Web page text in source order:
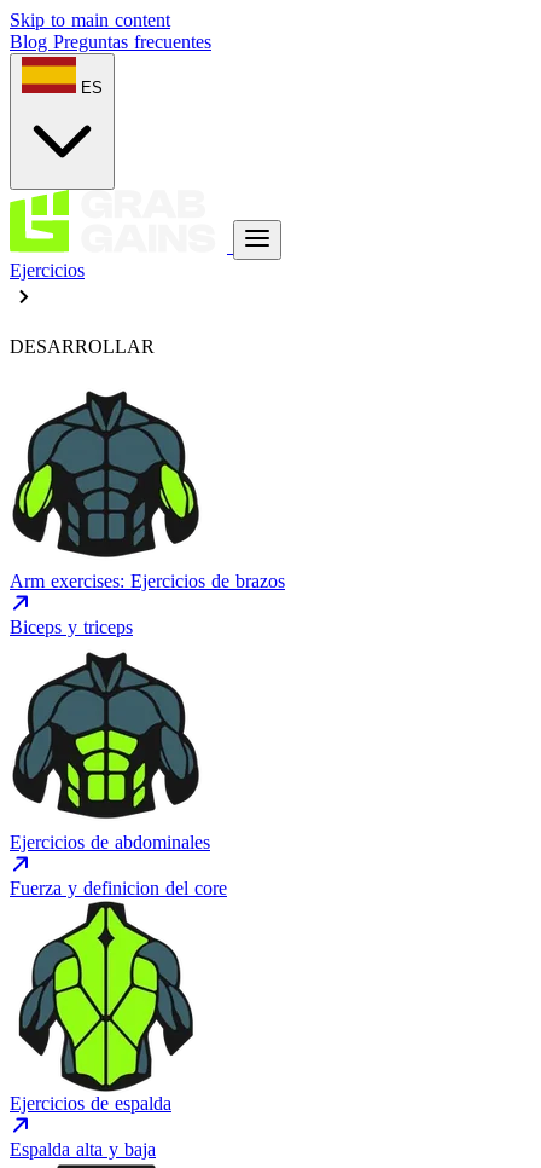
Skip to main content
Blog Preguntas frecuentes
ES
Ejercicios
DESARROLLAR
Arm exercises: Ejercicios de brazos
Biceps y triceps
Ejercicios de abdominales
Fuerza y definicion del core
Ejercicios de espalda
Espalda alta y baja